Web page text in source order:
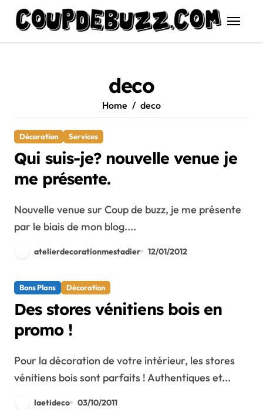
content
deco
Home deco
Décoration Services
Qui suis-je? nouvelle venue je
me présente.
Nouvelle venue sur Coup de buzz, je me présente
par le biais de mon blog....
atelierdecorationmestadier 12/01/2012
Bons Plans Décoration
Des stores vénitiens bois en
promo !
Pour la décoration de votre intérieur, les stores
vénitiens bois sont parfaits ! Authentiques et...
laetideco 03/10/2011